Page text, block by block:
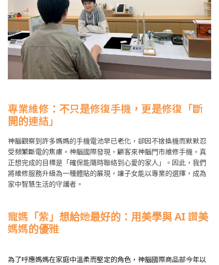
專業維修：不只是修復手機，更是修復「斷
開的連結」
神腦觀察到許多媽媽的手機電池早已老化，卻因不捨換機而默默忍
受頻繁斷電的焦慮。神腦國際發現，顧客來神腦門市維修手機，真
正想完成的目標是「確保能隨時聯絡到心愛的家人」。因此，我們
將維修服務升級為一種體貼的展現，讓子女能以專業的選擇，成為
家中智慧生活的守護者。
寵媽「紫」想給她最好的：用美學與 AI 讚美
媽媽的優雅
為了呼應媽媽在家庭中溫柔而堅定的角色，神腦國際商品部今年以